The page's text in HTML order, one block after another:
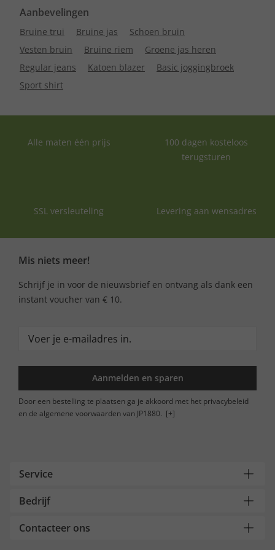
Aanbevelingen
Bruine trui Bruine jas
Schoen bruin
Vesten bruin
Bruine riem
Groene jas heren
Regular jeans
Katoen blazer
Basic joggingbroek
Sport shirt
Alle maten één prijs
100 dagen kosteloos
terugsturen
SSL versleuteling Levering aan wensadres
Mis niets meer!
Schrijf je in voor de nieuwsbrief en ontvang als dank een
instant voucher van € 10.
Aanmelden en sparen
Door een bestelling te plaatsen ga je akkoord met het privacybeleid
en de algemene voorwaarden van JP1880. [+]
Service
Bedrijf
Contacteer ons